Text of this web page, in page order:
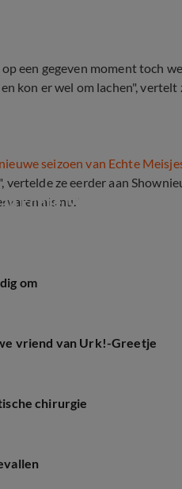
een gegeven moment toch
kon er wel om lachen", vertelt
seizoen van Echte
ze eerder aan
als nu."
Echte Meisjes in de
om
vriend van Urk!-Greetje
chirurgie